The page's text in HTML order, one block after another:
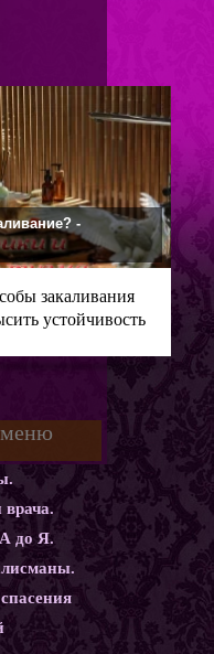
-
закаливания
устойчивость
меню
врача.
до Я.